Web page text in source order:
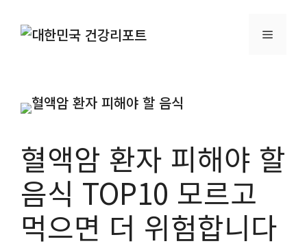
메
혈액암 환자 피해야 할
음식 TOP10 모르고
먹으면 더 위험합니다